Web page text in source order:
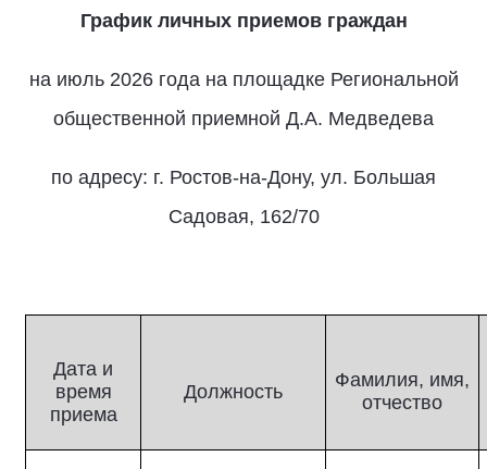
График личных приемов граждан
на июль 2026 года на площадке Региональной
общественной приемной Д.А. Медведева
по адресу: г. Ростов-на-Дону, ул. Большая
Садовая, 162/70
Дата и
время
приема
Должность
Фамилия, имя,
отчество